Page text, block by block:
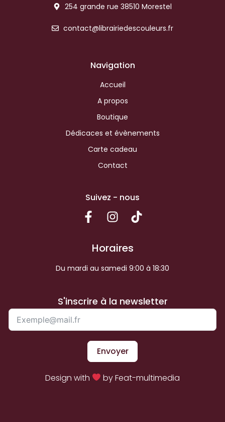
254 grande rue 38510 Morestel
contact@librairiedescouleurs.fr
Navigation
Accueil
A propos
Boutique
Dédicaces et évènements
Carte cadeau
Contact
Suivez - nous
Horaires
Du mardi au samedi 9:00 à 18:30
S'inscrire à la newsletter
Envoyer
Design with by Feat-multimedia